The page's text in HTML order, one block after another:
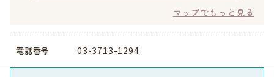
マップでもっと見る
電話番号 03-3713-1294